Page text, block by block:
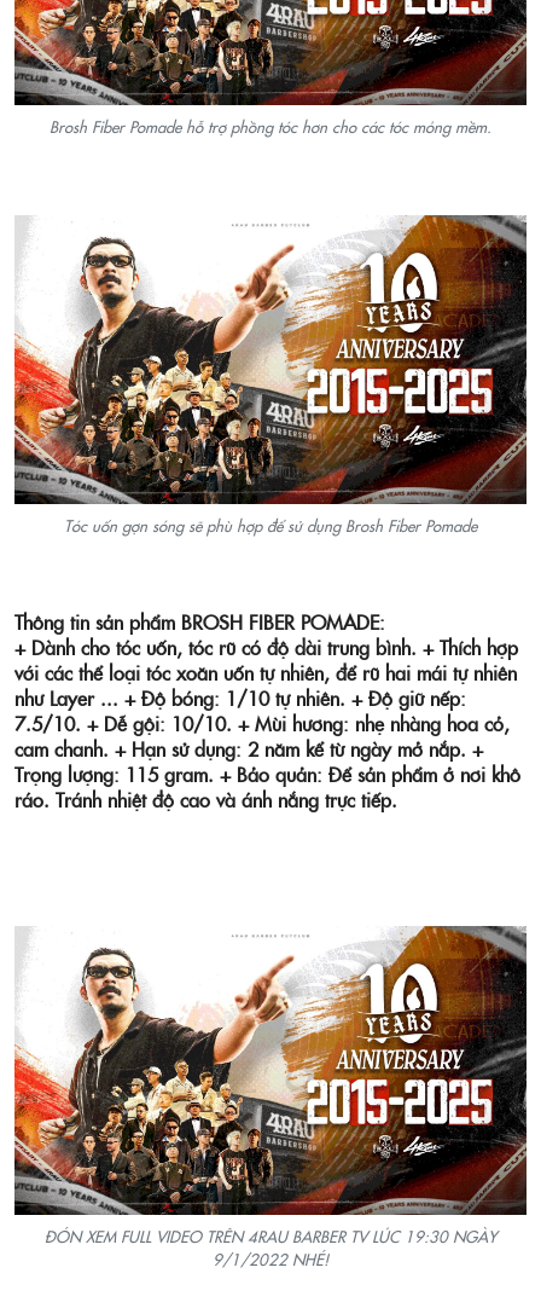
Brosh Fiber Pomade hỗ trợ phồng tóc hơn cho các tóc mỏng mềm.
Tóc uốn gợn sóng sẽ phù hợp để sử dụng Brosh Fiber Pomade
Thông tin sản phẩm BROSH FIBER POMADE:
+ Dành cho tóc uốn, tóc rũ có độ dài trung bình. + Thích hợp
với các thể loại tóc xoăn uốn tự nhiên, để rũ hai mái tự nhiên
như Layer ... + Độ bóng: 1/10 tự nhiên. + Độ giữ nếp:
7.5/10. + Dễ gội: 10/10. + Mùi hương: nhẹ nhàng hoa cỏ,
cam chanh. + Hạn sử dụng: 2 năm kể từ ngày mở nắp. +
Trọng lượng: 115 gram. + Bảo quản: Để sản phẩm ở nơi khô
ráo. Tránh nhiệt độ cao và ánh nắng trực tiếp.
ĐÓN XEM FULL VIDEO TRÊN 4RAU BARBER TV LÚC 19:30 NGÀY
9/1/2022 NHÉ!